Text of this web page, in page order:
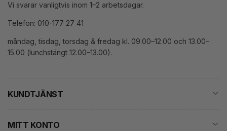
Vi svarar vanligtvis inom 1–2 arbetsdagar.
Telefon: 010-177 27 41
måndag, tisdag, torsdag & fredag kl. 09.00–12.00 och 13.00–
15.00 (lunchstängt 12.00–13.00).
KUNDTJÄNST
MITT KONTO